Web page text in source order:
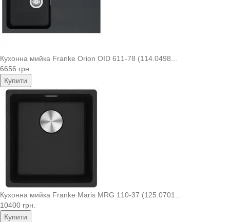
Кухонна мийка Franke Orion OID 611-78 (114.0498...
6656 грн.
Купити
Кухонна мийка Franke Maris MRG 110-37 (125.0701...
10400 грн.
Купити